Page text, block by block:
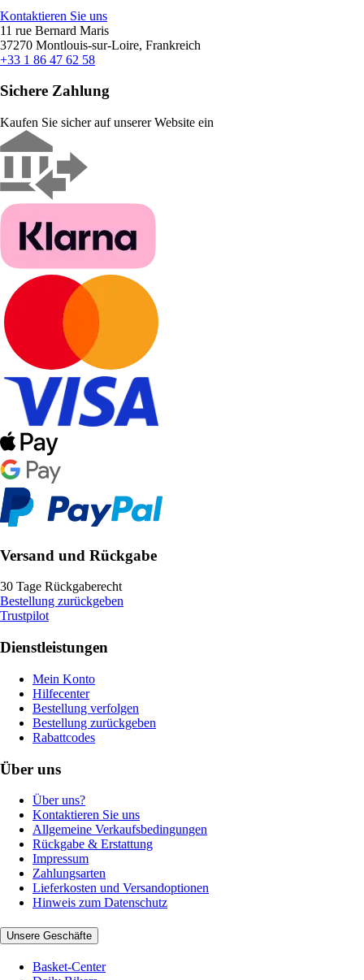
Kontaktieren Sie uns
11 rue Bernard Maris
37270 Montlouis-sur-Loire, Frankreich
+33 1 86 47 62 58
Sichere Zahlung
Kaufen Sie sicher auf unserer Website ein
Versand und Rückgabe
30 Tage Rückgaberecht
Bestellung zurückgeben
Trustpilot
Dienstleistungen
Mein Konto
Hilfecenter
Bestellung verfolgen
Bestellung zurückgeben
Rabattcodes
Über uns
Über uns?
Kontaktieren Sie uns
Allgemeine Verkaufsbedingungen
Rückgabe & Erstattung
Impressum
Zahlungsarten
Lieferkosten und Versandoptionen
Hinweis zum Datenschutz
Unsere Geschäfte
Basket-Center